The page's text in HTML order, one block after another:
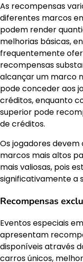
As recompensas
diferentes marcos
podem render
melhorias básicas,
frequentemente
recompensas
alcançar um marco
pode conceder aos
créditos, enquanto
superior pode
de créditos.
Os jogadores
marcos mais altos
mais valiosas, pois
significativamente a
Recompensas
Eventos especiais
apresentam
disponíveis através
carros únicos,